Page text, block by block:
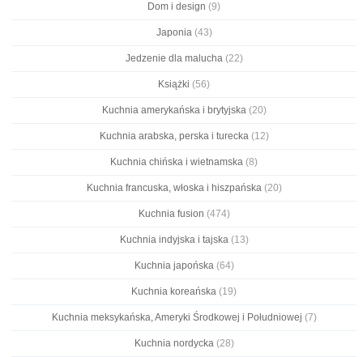
Dom i design (9)
Japonia(43)
Jedzenie dla malucha(22)
Książki (56)
Kuchnia amerykańska i brytyjska(20)
Kuchnia arabska, perska i turecka(12)
Kuchnia chińska i wietnamska (8)
Kuchnia francuska, włoska i hiszpańska(20)
Kuchnia fusion (474)
Kuchnia indyjska i tajska(13)
Kuchnia japońska(64)
Kuchnia koreańska (19)
Kuchnia meksykańska, Ameryki Środkowej i Południowej (7)
Kuchnia nordycka(28)